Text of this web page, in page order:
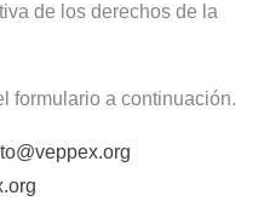
de los derechos de la
formulario a continuación.